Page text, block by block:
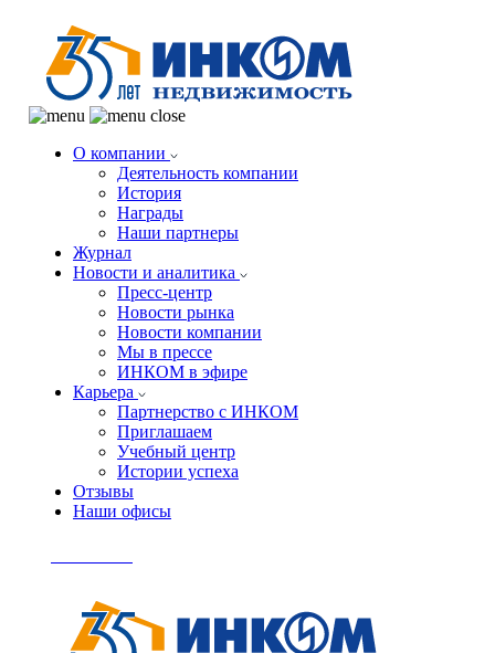
О компании
Деятельность компании
История
Награды
Наши партнеры
Журнал
Новости и аналитика
Пресс-центр
Новости рынка
Новости компании
Мы в прессе
ИНКОМ в эфире
Карьера
Партнерство с ИНКОМ
Приглашаем
Учебный центр
Истории успеха
Отзывы
Наши офисы